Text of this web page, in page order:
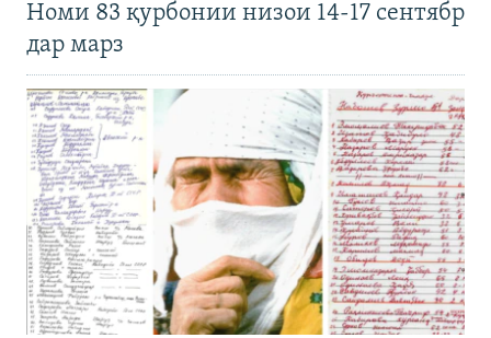
Номи 83 қурбонии низои 14-17 сентябр
дар марз